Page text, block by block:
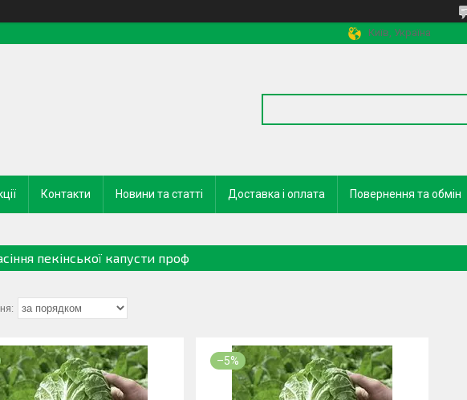
Київ, Україна
Контакти Новини та статті Доставка і оплата Повернення та обмін
пекінської капусти проф
–5%